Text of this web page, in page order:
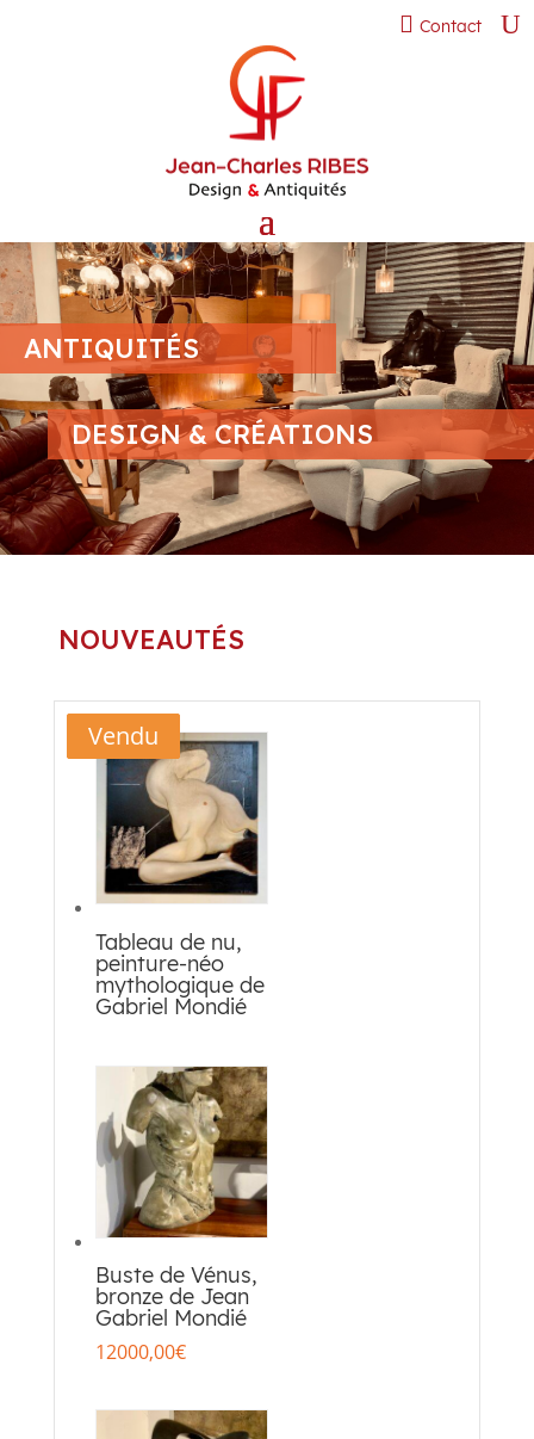
Contact
ANTIQUITÉS
DESIGN & CRÉATIONS
NOUVEAUTÉS
Tableau de nu,
peinture-néo
mythologique de
Gabriel Mondié
Buste de Vénus,
bronze de Jean
Gabriel Mondié
12000,00€
Vendu
Vendu
Vendu